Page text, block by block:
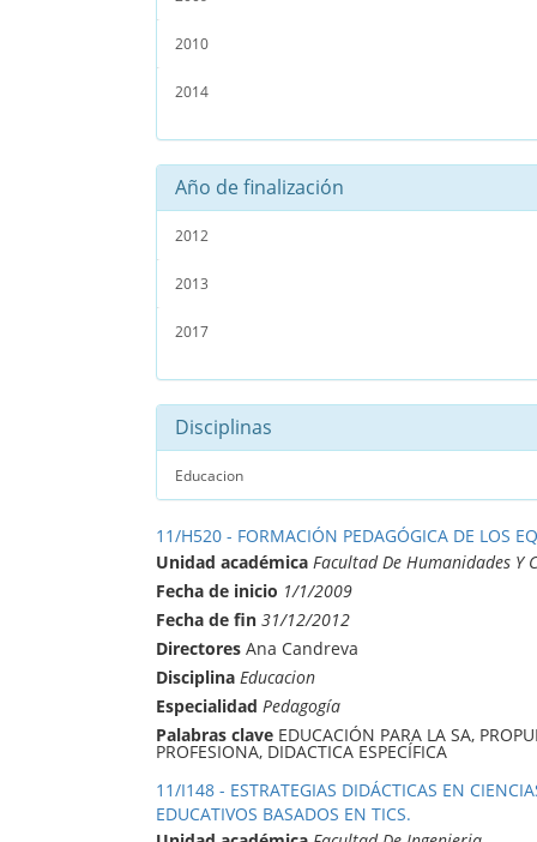
2010
2014
Año de finalización
2012
2013
2017
Disciplinas
Educacion
11/H520 - FORMACIÓN PEDAGÓGICA DE LOS
Unidad académica Facultad De Humanidades Y
Fecha de inicio 1/1/2009
Fecha de fin 31/12/2012
Directores Ana Candreva
Disciplina Educacion
Especialidad Pedagogía
Palabras clave EDUCACIÓN PARA LA SA,
PROFESIONA, DIDACTICA ESPECÍFICA
11/I148 - ESTRATEGIAS DIDÁCTICAS EN
EDUCATIVOS BASADOS EN TICS.